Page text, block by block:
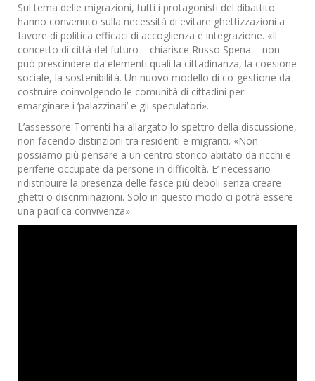
Sul tema delle migrazioni, tutti i protagonisti del dibattito
hanno convenuto sulla necessità di evitare ghettizzazioni a
favore di politica efficaci di accoglienza e integrazione. «Il
concetto di città del futuro – chiarisce Russo Spena – non
può prescindere da elementi quali la cittadinanza, la coesione
sociale, la sostenibilità. Un nuovo modello di co-gestione da
costruire coinvolgendo le comunità di cittadini per
emarginare i ‘palazzinari’ e gli speculatori».
L’assessore Torrenti ha allargato lo spettro della discussione,
non facendo distinzioni tra residenti e migranti. «Non
possiamo più pensare a un centro storico abitato da ricchi e
periferie occupate da persone in difficoltà. E’ necessario
ridistribuire la presenza delle fasce più deboli senza creare
ghetti o discriminazioni. Solo in questo modo ci potrà essere
una pacifica convivenza».